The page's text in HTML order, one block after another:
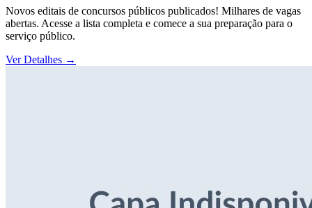
Novos editais de concursos públicos publicados! Milhares de vagas
abertas. Acesse a lista completa e comece a sua preparação para o
serviço público.
Ver Detalhes →